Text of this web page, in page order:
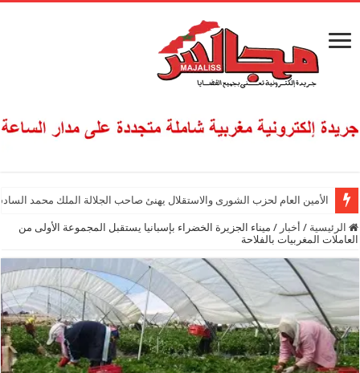
الأمين العام لحزب الشورى والاستقلال يهنئ صاحب الجلالة الملك محمد
الرئيسية / أخبار / ميناء الجزيرة الخضراء بإسبانيا يستقبل المجموعة الأولى من
العاملات المغربيات بالفلاحة